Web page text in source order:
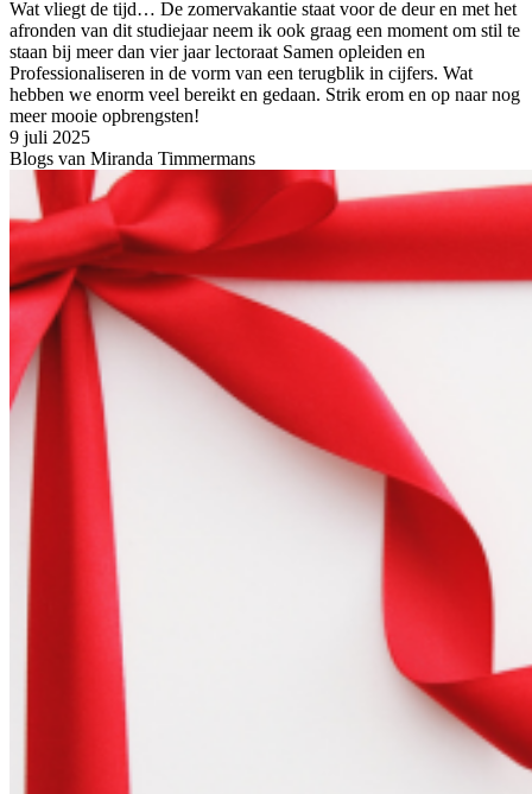
Wat vliegt de tijd… De zomervakantie staat voor de deur en met het
afronden van dit studiejaar neem ik ook graag een moment om stil te
staan bij meer dan vier jaar lectoraat Samen opleiden en
Professionaliseren in de vorm van een terugblik in cijfers. Wat
hebben we enorm veel bereikt en gedaan. Strik erom en op naar nog
meer mooie opbrengsten!
9 juli 2025
Blogs van Miranda Timmermans